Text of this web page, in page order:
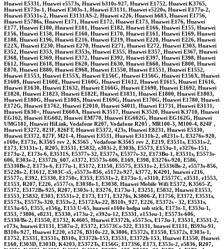
Huawei E5331, Huawei e5573s, Huawei b310s-927, Huawei E1752, Huawei K3765,
Huawei E173u-1, Huawei E303s-1, Huawei E3131, Huawei e5220s, Huawei E177u-2,
Huawei E3531s-2, Huawei E3131AS-2, Huawei e226, Huawei b683, Huawei E1756,
Huawei E5786s, Huawei E171, Huawei E172, Huawei E173, Huawei E176, Huawei
E177, Huawei E180, Huawei E181, Huawei E182, Huawei E166, Huawei E155, Huawei
E156, Huawei E158, Huawei E160, Huawei E170, Huawei E161, Huawei E169, Huawei
E188, Huawei E196, Huawei E216, Huawei E219, Huawei E220, Huawei E226, Huawei
E22X, Huawei E230, Huawei E270, Huawei E271, Huawei E272, Huawei E303, Huawei
E352, Huawei E353, Huawei E353s, Huawei E355, Huawei E357, Huawei E367, Huawei
E368, Huawei E369, Huawei E372, Huawei E392, Huawei E397, Huawei E398, Huawei
E612, Huawei E618, Huawei E620, Huawei E630, Huawei E660, Huawei E800, Huawei
E870, Huawei E880, Huawei E968, Huawei E1550, Huawei E1551, Huawei E1552,
Huawei E1553, Huawei E155X, Huawei E156C, Huawei E156G, Huawei E156X, Huawei
E1609, Huawei E160E, Huawei E160G, Huawei E1612, Huawei E1615, Huawei E1616,
Huawei E1630, Huawei E1632, Huawei E166G, Huawei E1690, Huawei E1692, Huawei
E1820, Huawei E1823, Huawei E182E, Huawei E1831, Huawei E1800, Huawei E1803,
Huawei E180G, Huawei E180S, Huawei E169G, Huawei E170G, Huawei E1780, Huawei
E172G, Huawei E1762, Huawei E2010, Huawei S4011, Huawei E1731, Huawei E3131,
Huawei E630+, Huawei E660A, Huawei K3517, Huawei K3520, Huawei K3710, Huawei
EG162, Huawei EG602, Huawei EM770, Huawei EG602G, Huawei EG162G, Huawei
UMG181, Huawei HiLink, Vodafone R207, Vodafone R205 , MR100-3, M100-4, 824F ,
Huawei E3272, 823F, 826FT, Huawei E5372, 423s, Huawei E8231, Huawei E5330,
Huawei E3372, 827F, M21-4, Huawei E3531, Huawei E3131h-2, e8231s-1, E3276s-920,
e160e, E173z, K3565 rev 2, K3565 , Vodafone K3565 rev 2, E219, E3531s, E3531s-2,
E173, E3131s-1, R205, E3531, E5832, e303i-2, E303b, E5573, E153u-1, e3276s-151,
E173u-2, E173s-6, E3531S, E5377s-32, E5377s, E5377s-32, E173Bu-1, E3531s, E5573s-
606, E303s-2, E3372h_607, e3372, E5573s-606, E169, E398, E3276s-920, E586,
E5330Bs-2, E173s-6, E177u-1, E5172, E1150, E5575, E3531s-2, E5336Bs-2, e5573s-856,
E5220s-2, E1612, E303C-s5, e5573s-856, e5172s-927, k3772, K4201, huawei r216,
E5577c, E392, E5330, E1750c, E353, E3531s-2, E173u-1, e3110, E5577C, e3531, e1553,
E1553, R207, E226, e5577cs, E3038s-1, E3038, Huawei Mobile Wifi E5372, K3565-Z,
E5372, E5172Bs-925, R207, E303s-1, E3276, E173u-1, E3251, E5832, Huawei E1553,
E1553, E5832, E303, E3531s-2, E173, E171, E3276s, K3806-Z, E1756, E3372, E3531s,
E5573s, E5573s-320, E353s-2, E5172As-22, B310s_927, E226, E5372s - 32, E3531s,
E153u-65, E355, e156g, E153 U-65, huawei e160e hsdpa usb stick, E173z-1, E353u-1,
E353, ?3806, e8231, E5330, e173u-2, e392u-12, E5331, e153eu-1, E5573s-606,
E5330/Bs-2, E1550, E1732, K4605, Huawei E3372h, e5573cs, E173u-1, E3531, E3531-2,
e173s, huawei E3131, E587u-2, E5372, E5573Cs-322, E3131, huawei E3131, B593u-91,
B310s-927, Huawei E220, e3276, B310s-22, K3806, E5372s, E1550, E5372s, E303s-1,
E1752, E5331, E3531s, B310s, E3372h-153, E3531, E3372h-153, Huawei E1550, Huawei
E160, E303D, E303D, K4203, E5372Ts, E156G, E173S6, E173, E353s-2, e5836, R207,